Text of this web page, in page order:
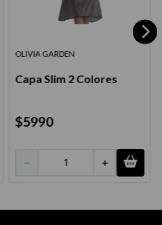
OLIVIA GARDEN
Capa Slim 2 Colores
$5990
＋
－